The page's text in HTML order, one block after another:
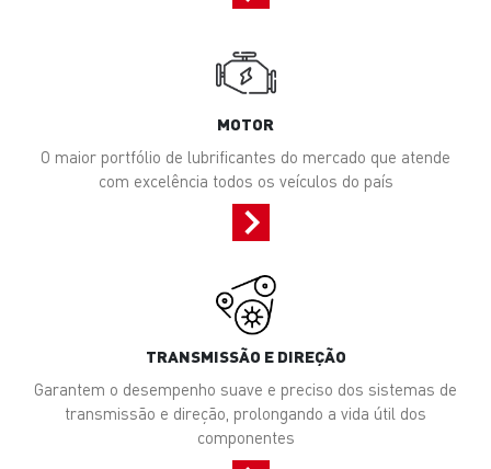
MOTOR
O maior portfólio de lubrificantes do mercado que atende
com excelência todos os veículos do país
TRANSMISSÃO E DIREÇÃO
Garantem o desempenho suave e preciso dos sistemas de
transmissão e direção, prolongando a vida útil dos
componentes